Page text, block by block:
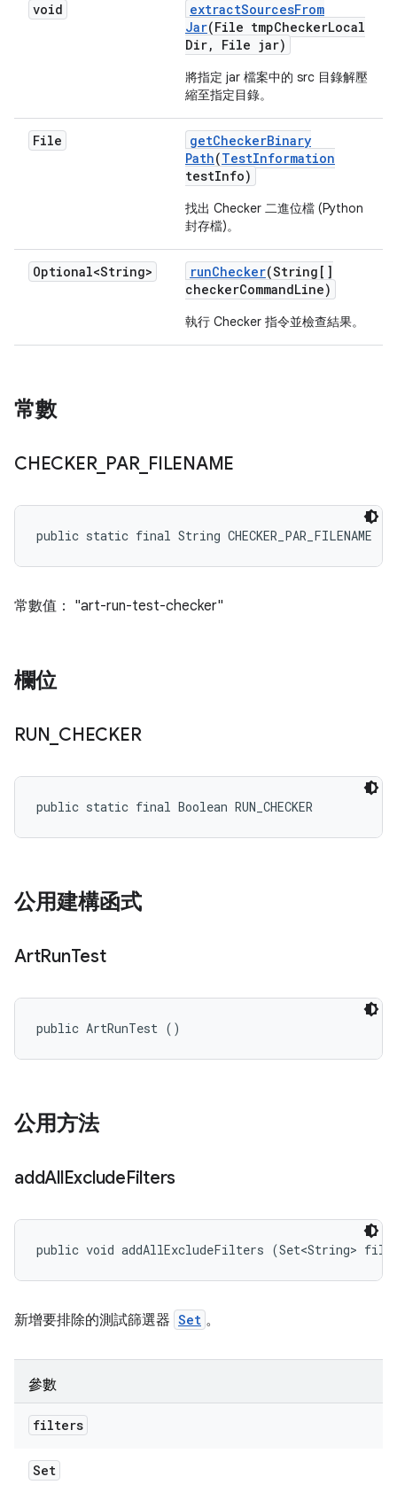
void extractSourcesFrom
Jar(File tmpCheckerLocal
Dir, File jar)
將指定 jar 檔案中的 src 目錄解壓
縮至指定目錄。
File getCheckerBinary
Path(TestInformation
testInfo)
找出 Checker 二進位檔 (Python
封存檔)。
Optional<String> runChecker(String[]
checkerCommandLine)
執行 Checker 指令並檢查結果。
常數
CHECKER_ PAR_ FILENAME
public static final String CHECKER_PAR_FILENAME
常數值： "art-run-test-checker"
欄位
RUN CHECKER
public static final Boolean RUN_CHECKER
公用建構函式
ArtRunTest
public ArtRunTest ()
公用方法
addAllExcludeFilters
public void addAllExcludeFilters (Set<String>
新增要排除的測試篩選器 Set 。
參數
filters
Set